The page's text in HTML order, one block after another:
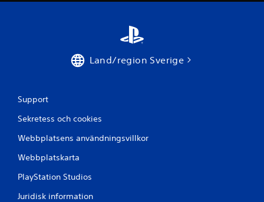
Land/region Sverige
Support
Sekretess och cookies
Webbplatsens användningsvillkor
Webbplatskarta
PlayStation Studios
Juridisk information